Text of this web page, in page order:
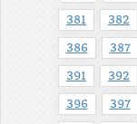
381 382
386 387
391 392
396 397